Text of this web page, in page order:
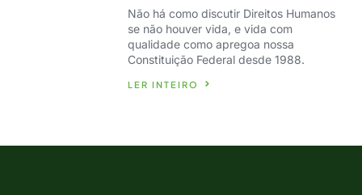
Não há como discutir Direitos Humanos
se não houver vida, e vida com
qualidade como apregoa nossa
Constituição Federal desde 1988.
LER INTEIRO